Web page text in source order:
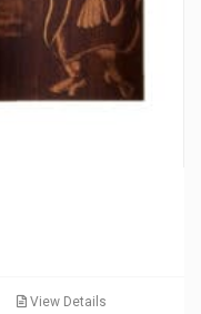
View Details